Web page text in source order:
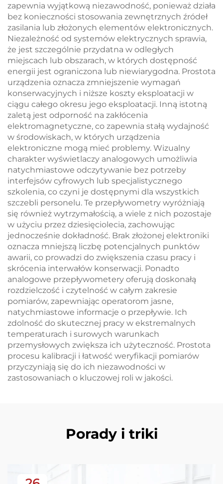
zapewnia wyjątkową niezawodność, ponieważ działa
bez konieczności stosowania zewnętrznych źródeł
zasilania lub złożonych elementów elektronicznych.
Niezależność od systemów elektrycznych sprawia,
że jest szczególnie przydatna w odległych
miejscach lub obszarach, w których dostępność
energii jest ograniczona lub niewiarygodna. Prostota
urządzenia oznacza zmniejszenie wymagań
konserwacyjnych i niższe koszty eksploatacji w
ciągu całego okresu jego eksploatacji. Inną istotną
zaletą jest odporność na zakłócenia
elektromagnetyczne, co zapewnia stałą wydajność
w środowiskach, w których urządzenia
elektroniczne mogą mieć problemy. Wizualny
charakter wyświetlaczy analogowych umożliwia
natychmiastowe odczytywanie bez potrzeby
interfejsów cyfrowych lub specjalistycznego
szkolenia, co czyni je dostępnymi dla wszystkich
szczebli personelu. Te przepływometry wyróżniają
się również wytrzymałością, a wiele z nich pozostaje
w użyciu przez dziesięciolecia, zachowując
jednocześnie dokładność. Brak złożonej elektroniki
oznacza mniejszą liczbę potencjalnych punktów
awarii, co prowadzi do zwiększenia czasu pracy i
skrócenia interwałów konserwacji. Ponadto
analogowe przepływometery oferują doskonałą
rozdzielczość i czytelność w całym zakresie
pomiarów, zapewniając operatorom jasne,
natychmiastowe informacje o przepływie. Ich
zdolność do skutecznej pracy w ekstremalnych
temperaturach i surowych warunkach
przemysłowych zwiększa ich użyteczność. Prostota
procesu kalibracji i łatwość weryfikacji pomiarów
przyczyniają się do ich niezawodności w
zastosowaniach o kluczowej roli w jakości.
Porady i triki